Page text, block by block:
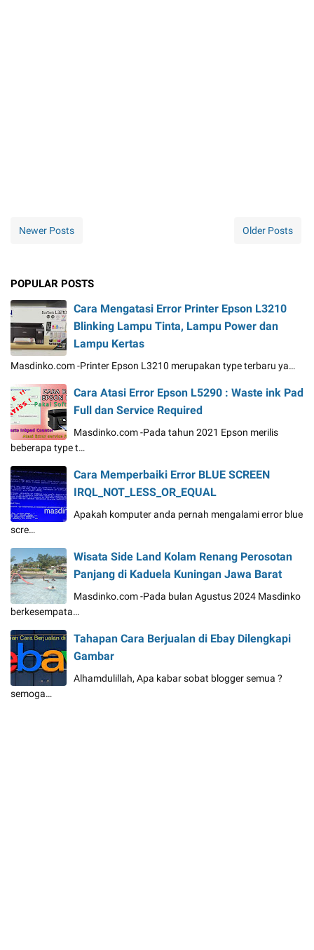
Newer Posts Older Posts
POPULAR POSTS
Cara Mengatasi Error Printer Epson L3210
Blinking Lampu Tinta, Lampu Power dan
Lampu Kertas
Masdinko.com -Printer Epson L3210 merupakan type terbaru ya…
Cara Atasi Error Epson L5290 : Waste ink Pad
Full dan Service Required
Masdinko.com -Pada tahun 2021 Epson merilis
beberapa type t…
Cara Memperbaiki Error BLUE SCREEN
IRQL_NOT_LESS_OR_EQUAL
Apakah komputer anda pernah mengalami error blue
scre…
Wisata Side Land Kolam Renang Perosotan
Panjang di Kaduela Kuningan Jawa Barat
Masdinko.com -Pada bulan Agustus 2024 Masdinko
berkesempata…
Tahapan Cara Berjualan di Ebay Dilengkapi
Gambar
Alhamdulillah, Apa kabar sobat blogger semua ?
semoga…